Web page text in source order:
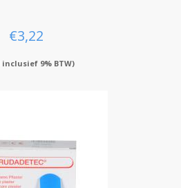
€3,22
inclusief 9% BTW)